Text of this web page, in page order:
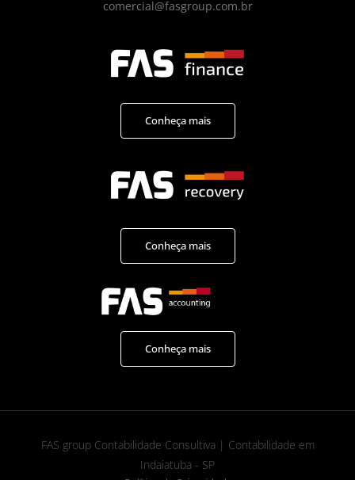
comercial@fasgroup.com.br
Conheça mais
Conheça mais
Conheça mais
FAS group Contabilidade Consultiva | Contabilidade em
Indaiatuba - SP